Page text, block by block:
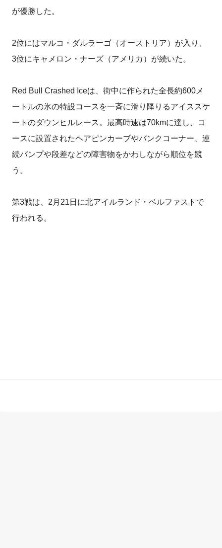
が優勝した。
2位にはマルコ・ダルラーゴ（オーストリア）が入り、
3位にキャメロン・ナーズ（アメリカ）が続いた。
Red Bull Crashed Iceは、街中に作られた全長約600メ
ートルの氷の特設コースを一斉に滑り降りるアイススケ
ートのダウンヒルレース。最高時速は70kmに達し、コ
ースに設置されたヘアピンカーブやバンクコーナー、連
続バンプや段差などの障害物をかわしながら順位を競
う。
第3戦は、2月21日に北アイルランド・ベルファストで
行われる。